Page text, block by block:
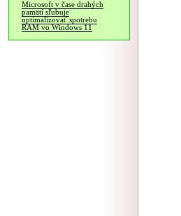
Microsoft v čase drahých
pamätí sľubuje
optimalizovať spotrebu
RAM vo Windows 11